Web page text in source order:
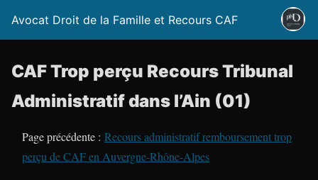
Avocat Droit de la Famille et Recours CAF
CAF Trop perçu Recours Tribunal
Administratif dans l’Ain (01)
Page précédente : Recours administratif remboursement trop
perçu de CAF en Auvergne-Rhône-Alpes